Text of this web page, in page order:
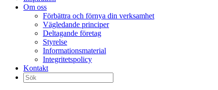
Om oss
Förbättra och förnya din verksamhet
Vägledande principer
Deltagande företag
Styrelse
Informationsmaterial
Integritetspolicy
Kontakt
Sök
efter: